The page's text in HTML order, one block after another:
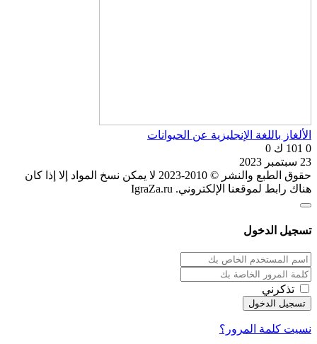
الألغاز باللغة الإنجليزية عن الحيوانات
0 101 ك
0
23 سبتمبر 2023
حقوق الطبع والنشر © 2010-2023 لا يمكن نسخ المواد إلا إذا كان
هناك رابط لموقعنا الإلكتروني. IgraZa.ru
تسجيل الدخول
تذكرني
نسيت كلمة المرور؟